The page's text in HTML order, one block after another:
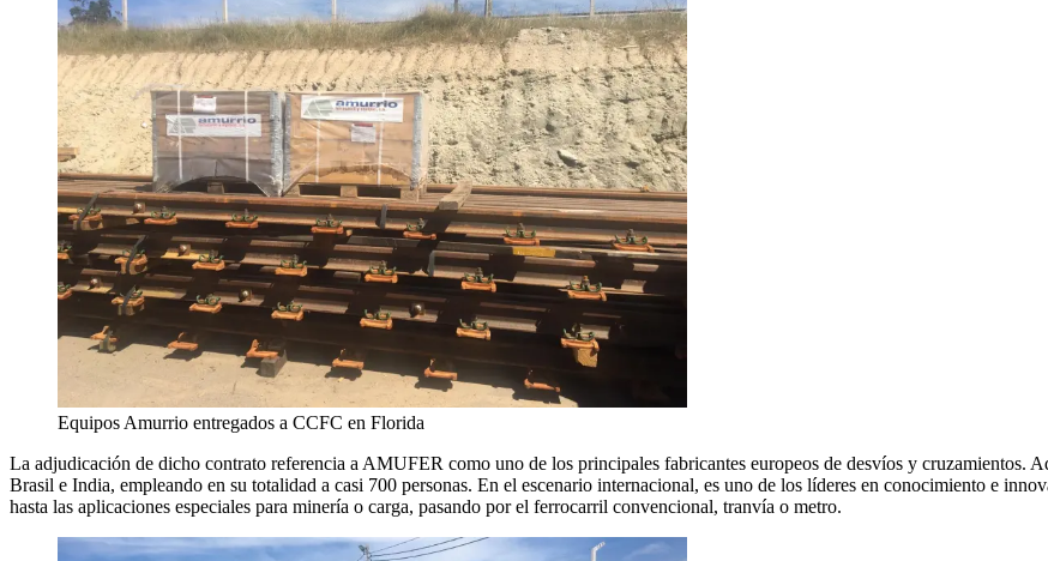
Equipos Amurrio entregados a CCFC en Florida
La adjudicación de dicho contrato referencia a AMUFER como uno de los principales fabricantes europeos de desvíos y cruzamientos.
Brasil e India, empleando en su totalidad a casi 700 personas. En el escenario internacional, es uno de los líderes en conocimiento e
hasta las aplicaciones especiales para minería o carga, pasando por el ferrocarril convencional, tranvía o metro.